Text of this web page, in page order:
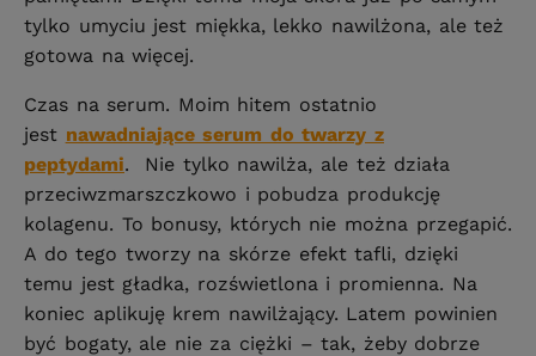
tylko umyciu jest miękka, lekko nawilżona, ale też
gotowa na więcej.
Czas na serum. Moim hitem ostatnio
jest nawadniające serum do twarzy z
peptydami. Nie tylko nawilża, ale też działa
przeciwzmarszczkowo i pobudza produkcję
kolagenu. To bonusy, których nie można przegapić.
A do tego tworzy na skórze efekt tafli, dzięki
temu jest gładka, rozświetlona i promienna. Na
koniec aplikuję krem nawilżający. Latem powinien
być bogaty, ale nie za ciężki – tak, żeby dobrze